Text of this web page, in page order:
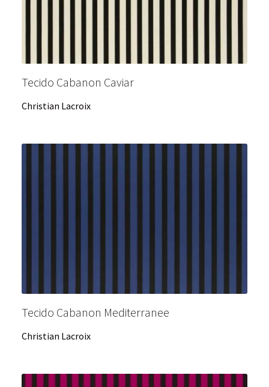
Tecido Cabanon Caviar
Christian Lacroix
Tecido Cabanon Mediterranee
Christian Lacroix